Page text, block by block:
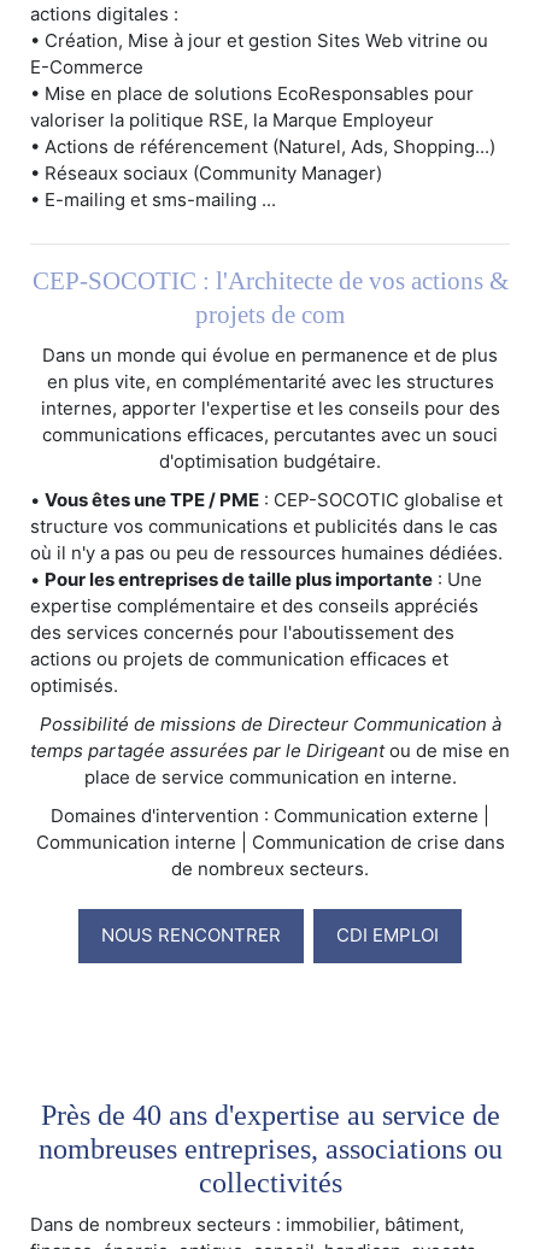
actions digitales :
• Création, Mise à jour et gestion Sites Web vitrine ou
E-Commerce
• Mise en place de solutions EcoResponsables pour
valoriser la politique RSE, la Marque Employeur
• Actions de référencement (Naturel, Ads, Shopping...)
• Réseaux sociaux (Community Manager)
• E-mailing et sms-mailing ...
CEP-SOCOTIC : l'Architecte de vos actions &
projets de com
Dans un monde qui évolue en permanence et de plus
en plus vite, en complémentarité avec les structures
internes, apporter l'expertise et les conseils pour des
communications efficaces, percutantes avec un souci
d'optimisation budgétaire.
• Vous êtes une TPE / PME : CEP-SOCOTIC globalise et
structure vos communications et publicités dans le cas
où il n'y a pas ou peu de ressources humaines dédiées.
• Pour les entreprises de taille plus importante : Une
expertise complémentaire et des conseils appréciés
des services concernés pour l'aboutissement des
actions ou projets de communication efficaces et
optimisés.
Possibilité de missions de Directeur Communication à
temps partagée assurées par le Dirigeantou de mise en
place de service communication en interne.
Domaines d'intervention : Communication externe |
Communication interne | Communication de crise dans
de nombreux secteurs.
NOUS RENCONTRER CDI EMPLOI
Près de 40 ans d'expertise au service de
nombreuses entreprises, associations ou
collectivités
Dans de nombreux secteurs : immobilier, bâtiment,